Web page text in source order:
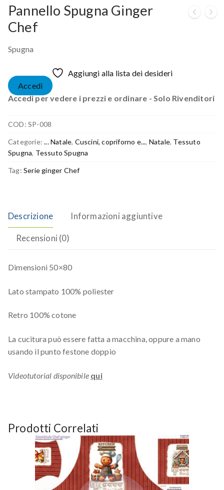
Pannello Spugna Ginger
Chef
Spugna
Aggiungi alla lista dei desideri
Accedi
Accedi per vedere i prezzi e ordinare - Solo Rivenditori
COD: SP-008
Categorie:... Natale, Cuscini, copriforno e..., Natale, Tessuto
Spugna, Tessuto Spugna
Tag: Serie ginger Chef
Descrizione Informazioni aggiuntive
Recensioni (0)
Dimensioni 50×80
Lato stampato 100% poliester
Retro 100% cotone
La cucitura può essere fatta a macchina, oppure a mano
usando il punto festone doppio
Videotutorial disponibile qui
Prodotti Correlati